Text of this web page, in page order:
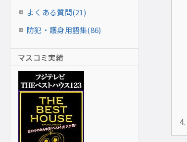
よくある質問(21)
防犯・護身用語集(86)
マスコミ実績